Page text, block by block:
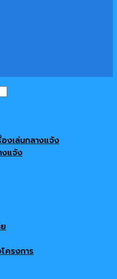
งเล่นกลางแจ้ง
งแจ้ง
ครงการ